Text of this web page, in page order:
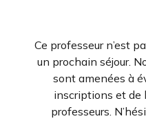
Ce professeur n’est
un prochain séjour.
sont amenées à
inscriptions et de
professeurs.